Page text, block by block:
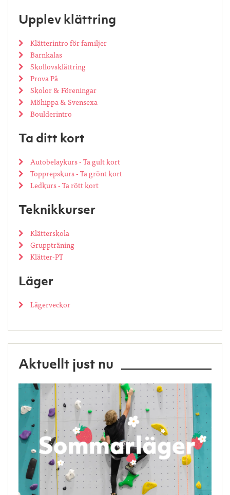
Upplev klättring
Klätterintro för familjer
Barnkalas
Skollovsklättring
Prova På
Skolor & Föreningar
Möhippa & Svensexa
Boulderintro
Ta ditt kort
Autobelaykurs - Ta gult kort
Topprepskurs - Ta grönt kort
Ledkurs - Ta rött kort
Teknikkurser
Klätterskola
Gruppträning
Klätter-PT
Läger
Lägerveckor
Aktuellt just nu